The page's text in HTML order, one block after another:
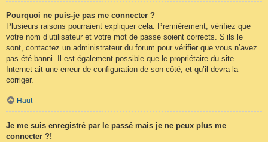
Pourquoi ne puis-je pas me connecter ?
Plusieurs raisons pourraient expliquer cela. Premièrement, vérifiez que
votre nom d’utilisateur et votre mot de passe soient corrects. S’ils le
sont, contactez un administrateur du forum pour vérifier que vous n’avez
pas été banni. Il est également possible que le propriétaire du site
Internet ait une erreur de configuration de son côté, et qu’il devra la
corriger.
Haut
Je me suis enregistré par le passé mais je ne peux plus me
connecter ?!